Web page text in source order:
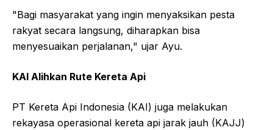
"Bagi masyarakat yang ingin menyaksikan pesta
rakyat secara langsung, diharapkan bisa
menyesuaikan perjalanan," ujar Ayu.
KAI Alihkan Rute Kereta Api
PT Kereta Api Indonesia (KAI) juga melakukan
rekayasa operasional kereta api jarak jauh (KAJJ)